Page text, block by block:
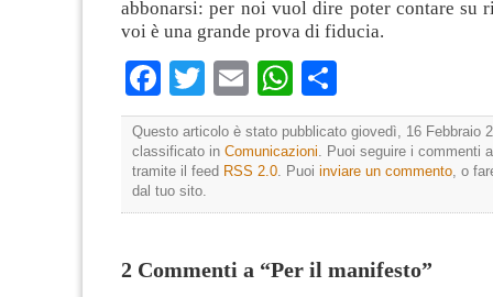
abbonarsi: per noi vuol dire poter contare su
voi è una grande prova di fiducia.
Facebook
TwitterEmailWhatsApp
Questo articolo è stato pubblicato giovedì, 16 Febbraio
classificato in Comunicazioni . Puoi seguire i commenti
tramite il feed RSS 2.0 . Puoi inviare un commento , o
dal tuo sito.
2 Commenti a “Per il manifesto”